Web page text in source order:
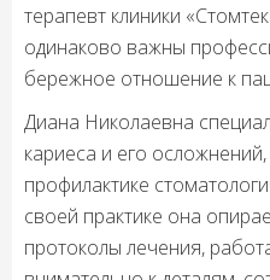
терапевт клиники
одинаково важны
бережное отношение к
Диана Николаевна
кариеса и его
профилактике
своей практике она
протоколы лечения,